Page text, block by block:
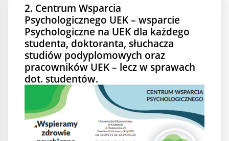
2. Centrum Wsparcia
Psychologicznego UEK – wsparcie
Psychologiczne na UEK dla każdego
studenta, doktoranta, słuchacza
studiów podyplomowych oraz
pracowników UEK – lecz w sprawach
dot. studentów.